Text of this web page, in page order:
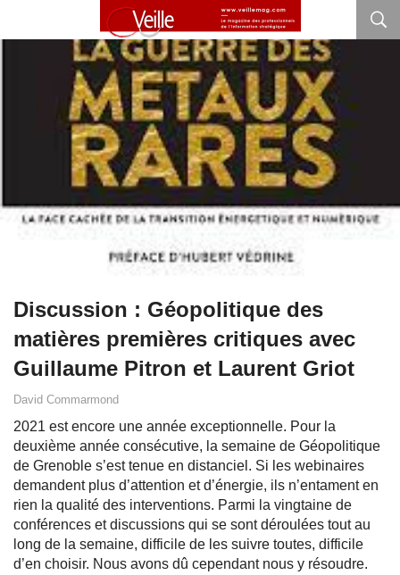
Discussion : Géopolitique des
matières premières critiques avec
Guillaume Pitron et Laurent Griot
David Commarmond
2021 est encore une année exceptionnelle. Pour la
deuxième année consécutive, la semaine de Géopolitique
de Grenoble s’est tenue en distanciel. Si les webinaires
demandent plus d’attention et d’énergie, ils n’entament en
rien la qualité des interventions. Parmi la vingtaine de
conférences et discussions qui se sont déroulées tout au
long de la semaine, difficile de les suivre toutes, difficile
d’en choisir. Nous avons dû cependant nous y résoudre.